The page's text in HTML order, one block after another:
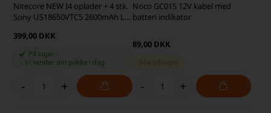
Nitecore NEW I4 oplader + 4 stk.
Sony US18650VTC5 2600mAh Li
399,00 DKK
På lager
-Vi sender din pakke i dag
- +
Noco GC015 12V kabel med
batteri indikator
89,00 DKK
Ikke på lager
- +